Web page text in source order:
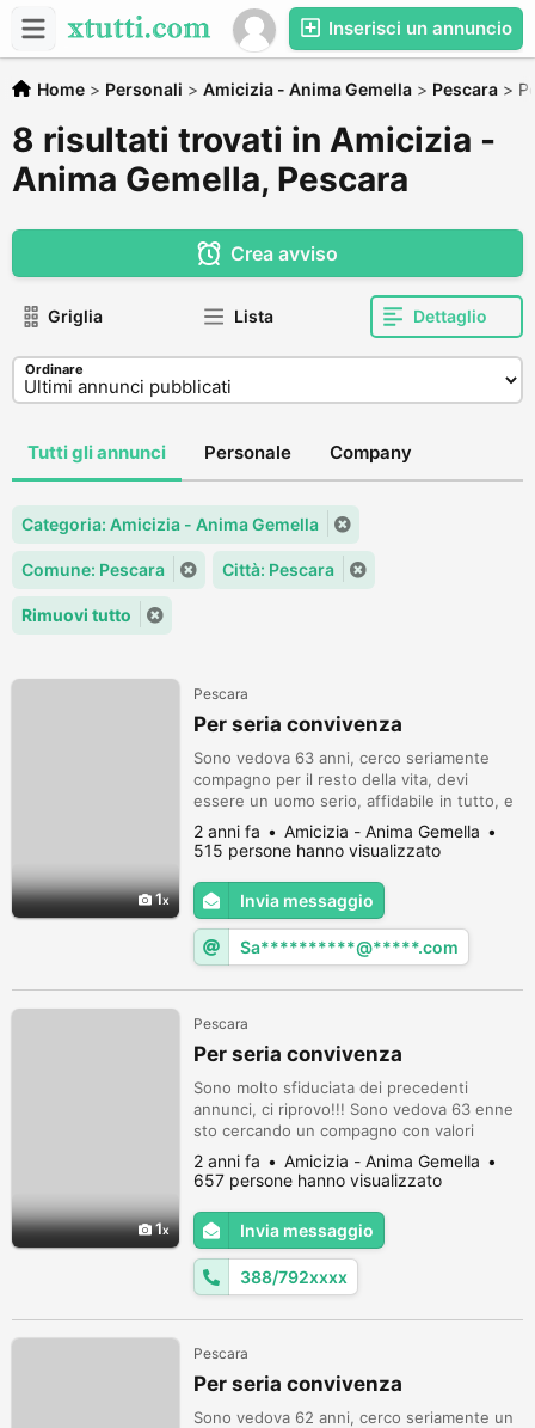
Inserisci un annuncio
Home > Personali > Amicizia - Anima Gemella > Pescara >
8 risultati trovati in Amicizia -
Anima Gemella, Pescara
Crea avviso
Griglia Lista Dettaglio
Ordinare
Tutti gli annunci Personale Company
Categoria: Amicizia - Anima Gemella
Comune: Pescara Città: Pescara
Rimuovi tutto
1
Pescara
Per seria convivenza
Sono vedova 63 anni, cerco seriamente
compagno per il resto della vita, devi
essere un uomo serio, affidabile in tutto, e
amante della famiglia, e con sani principi.
astenersi in assoluto persone non
motivate.non dovete mandare le email, non
verranno letti. telefonate al
numero:388/7927018 grazie!!!
2 anni fa
Amicizia - Anima Gemella
515 persone hanno visualizzato
Invia messaggio
Sa**********@*****.com
1
Pescara
Per seria convivenza
Sono molto sfiduciata dei precedenti
annunci, ci riprovo!!! Sono vedova 63 enne
sto cercando un compagno con valori
tradizionali, affidabile in tutto, che
realmente anche lui come me ' non vuole
più vivere nella solitudine.astenersi
perditempo, e persone non motivate!.. non
mandate email non verranno letto!
Telefonate al n:388/7927018 grazie!!!!....
2 anni fa
Amicizia - Anima Gemella
657 persone hanno visualizzato
Invia messaggio
388/792xxxx
Pescara
Per seria convivenza
Sono vedova 62 anni, cerco seriamente un